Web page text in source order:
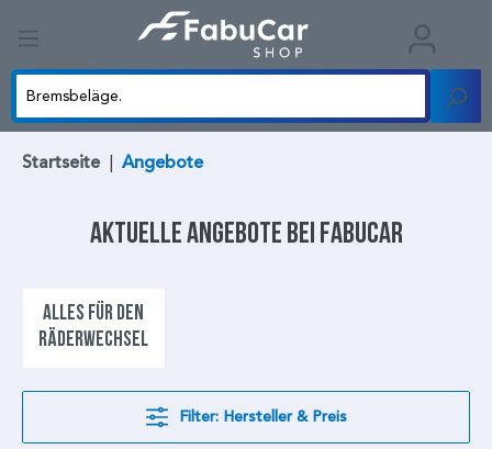
Startseite | Angebote
Aktuelle Angebote bei FabuCar
ALLES FÜR DEN
RÄDERWECHSEL
Filter: Hersteller & Preis